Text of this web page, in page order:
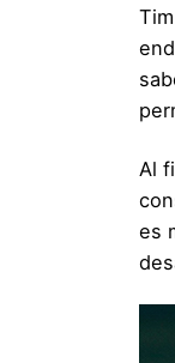
Al
es